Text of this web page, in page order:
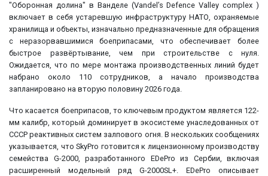
"Оборонная долина" в Ванделе (Vandel’s Defence Valley complex )
включает в себя устаревшую инфраструктуру НАТО, охраняемые
хранилища и объекты, изначально предназначенные для обращения
с неразорвавшимися боеприпасами, что обеспечивает более
быстрое развёртывание, чем при строительстве с нуля.
Ожидается, что по мере монтажа производственных линий будет
набрано около 110 сотрудников, а начало производства
запланировано на вторую половину 2026 года.
Что касается боеприпасов, то ключевым продуктом является 122-
мм калибр, который доминирует в экосистеме унаследованных от
СССР реактивных систем залпового огня. В нескольких сообщениях
указывается, что SkyPro готовится к лицензионному производству
семейства G-2000, разработанного EDePro из Сербии, включая
расширенный модельный ряд G-2000SL+. EDePro описывает